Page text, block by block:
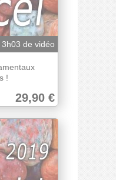
3h03 de vidéo
!
29,90 €